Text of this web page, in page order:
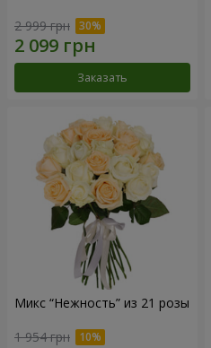
2 999 грн
Заказать
Микс “Нежность” из 21 розы
1 954 грн